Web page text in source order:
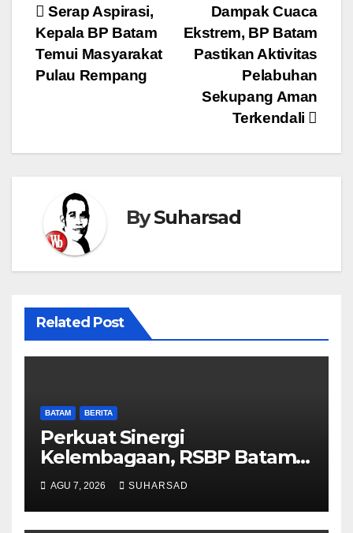
Navigasi
pos
Dampak Cuaca
Ekstrem, BP Batam
Pastikan Aktivitas
Pelabuhan
Sekupang Aman
Terkendali
Serap Aspirasi,
Kepala BP Batam
Temui Masyarakat
Pulau Rempang
BySuharsad
Related Post
BATAM BERITA
Perkuat Sinergi
Kelembagaan, RSBP Batam
dan BPOM Pastikan
Pelayanan dan Ketersediaan
Obat Aman
AGU 7, 2026 SUHARSAD